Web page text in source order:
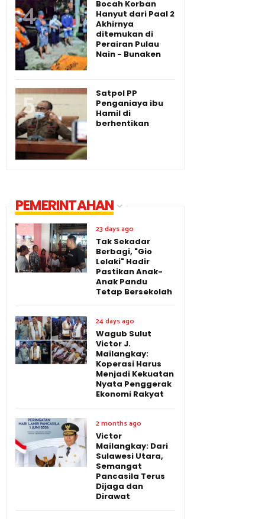
Bocah Korban
Hanyut dari Paal 2
Akhirnya
ditemukan di
Perairan Pulau
Nain - Bunaken
Satpol PP
Penganiaya ibu
Hamil di
berhentikan
PEMERINTAHAN
23 days ago
Tak Sekadar
Berbagi, "Gio
Lelaki" Hadir
Pastikan Anak-
Anak Pandu
Tetap Bersekolah
24 days ago
Wagub Sulut
Victor J.
Mailangkay:
Koperasi Harus
Menjadi Kekuatan
Nyata Penggerak
Ekonomi Rakyat
2 months ago
Victor
Mailangkay: Dari
Sulawesi Utara,
Semangat
Pancasila Terus
Dijaga dan
Dirawat